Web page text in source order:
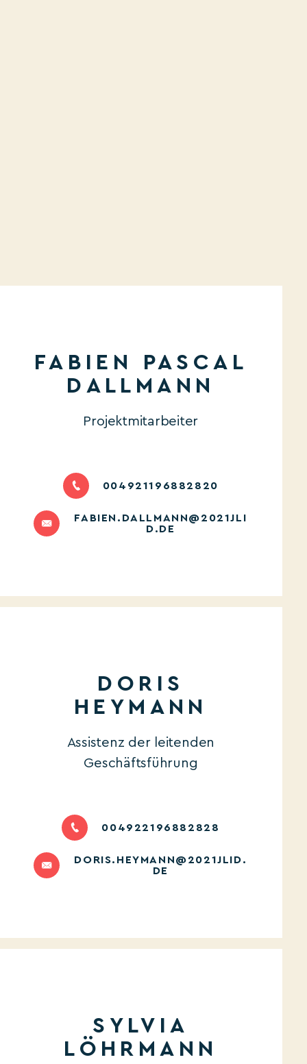
FABIEN PASCAL
DALLMANN
Projektmitarbeiter
004921196882820
FABIEN.DALLMANN@2021JLI
D.DE
DORIS
HEYMANN
Assistenz der leitenden
Geschäftsführung
004922196882828
DORIS.HEYMANN@2021JLID.
DE
SYLVIA
LÖHRMANN